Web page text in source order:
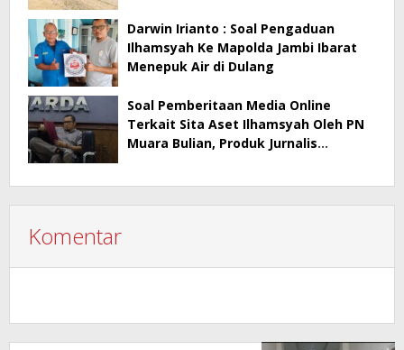
Darwin Irianto : Soal Pengaduan
Ilhamsyah Ke Mapolda Jambi Ibarat
Menepuk Air di Dulang
Soal Pemberitaan Media Online
Terkait Sita Aset Ilhamsyah Oleh PN
Muara Bulian, Produk Jurnalis
Komentar